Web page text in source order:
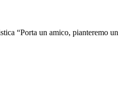
“Porta un amico, pianteremo un